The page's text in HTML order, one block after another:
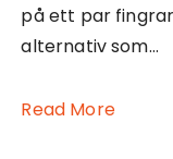
på ett par
alternativ som…
Read More